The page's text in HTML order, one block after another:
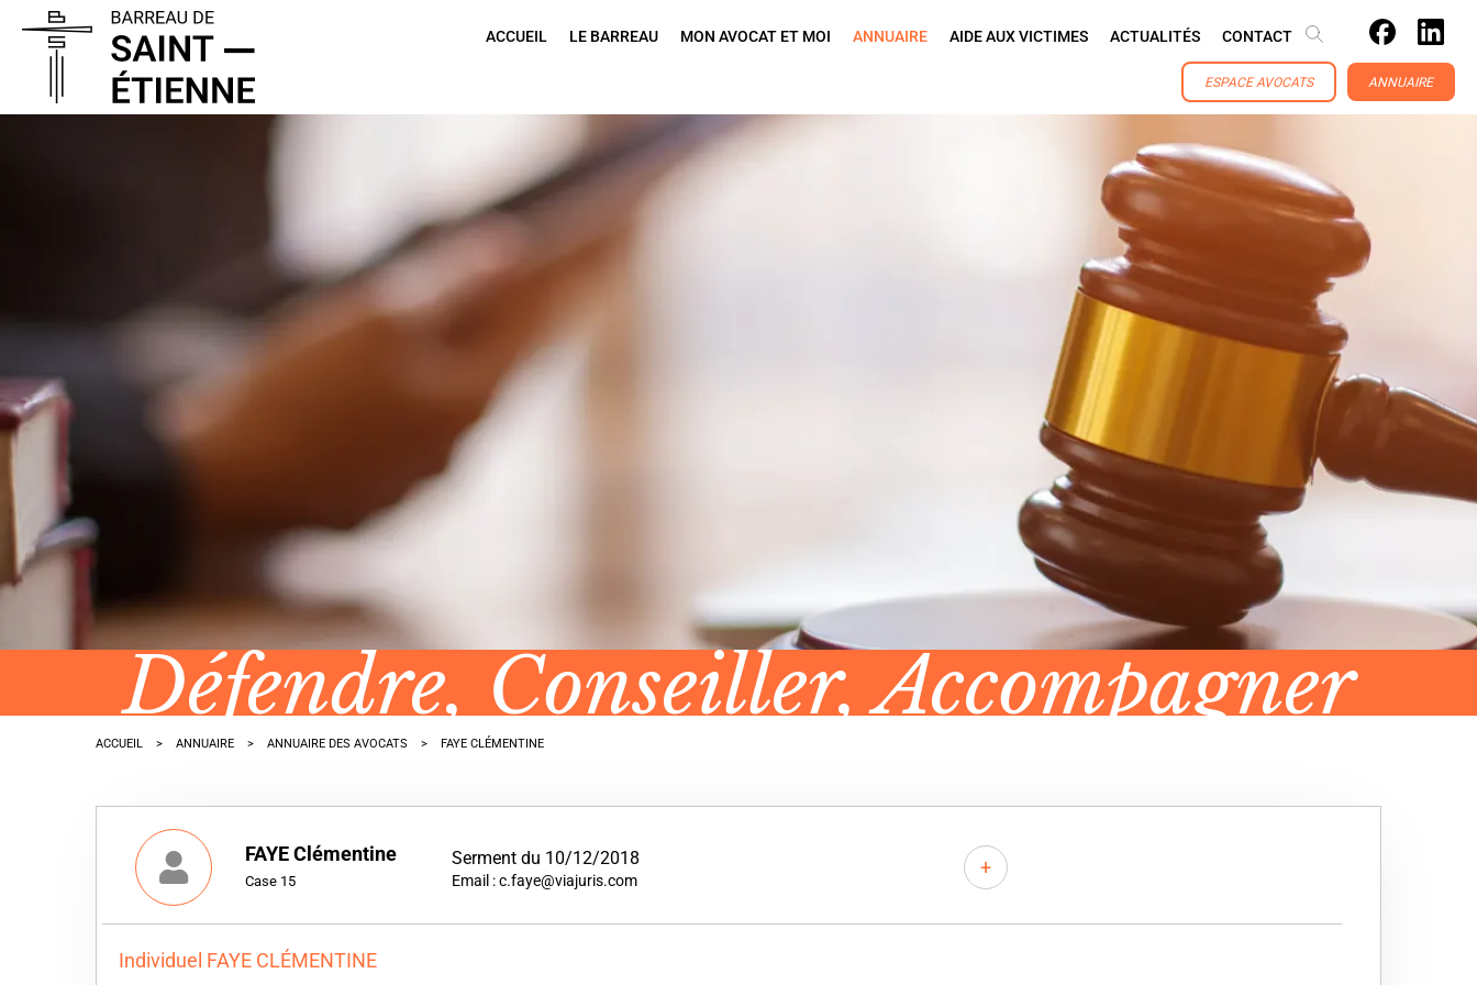
Panneau de gestion des cookies
ACCUEIL LE BARREAU MON AVOCAT ET MOI ANNUAIRE AIDE AUX VICTIMES ACTUALITÉS CONTACT
ESPACE AVOCATS ANNUAIRE
Défendre, Conseiller, Accompagner
ACCUEIL ANNUAIRE ANNUAIRE DES AVOCATS FAYE CLÉMENTINE
FAYE Clémentine
Case 15
Serment du 10/12/2018
Email : c.faye@viajuris.com
+
Individuel FAYE CLÉMENTINE